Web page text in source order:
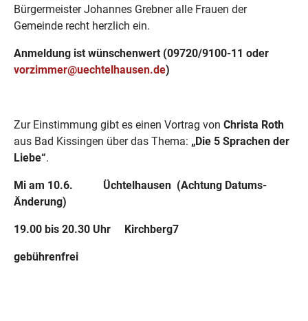
Bürgermeister Johannes Grebner alle Frauen der
Gemeinde recht herzlich ein.
Anmeldung ist wünschenwert (09720/9100-11 oder
vorzimmer@uechtelhausen.de)
Zur Einstimmung gibt es einen Vortrag von Christa Roth
aus Bad Kissingen über das Thema: „Die 5 Sprachen der
Liebe“.
Mi am 10.6. Üchtelhausen (Achtung Datums-
Änderung)
19.00 bis 20.30 Uhr Kirchberg7
gebührenfrei